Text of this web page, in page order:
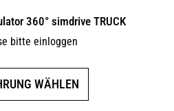
360° simdrive TRUCK
bitte einloggen
WÄHLEN